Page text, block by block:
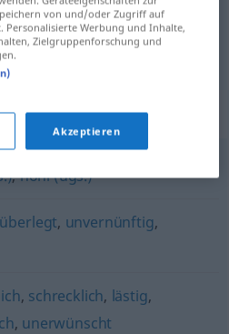
на глупав
"dumm"
,hohl (ugs.)
, unvernünftig,
, schrecklich, lästig,
, unerwünscht
von und/oder Zugriff auf
Werbung und Inhalte,
Zielgruppenforschung und
Akzeptieren